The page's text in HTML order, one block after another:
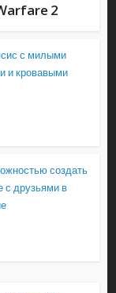
2
с милыми
и кровавыми
создать
с друзьями в